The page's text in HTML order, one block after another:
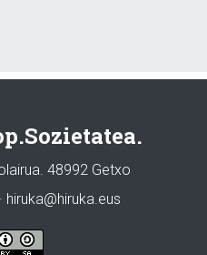
48992 Getxo
hiruka@hiruka.eus